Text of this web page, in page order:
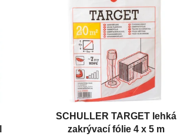
SCHULLER TARGET lehká
zakrývací fólie 4 x 5 m